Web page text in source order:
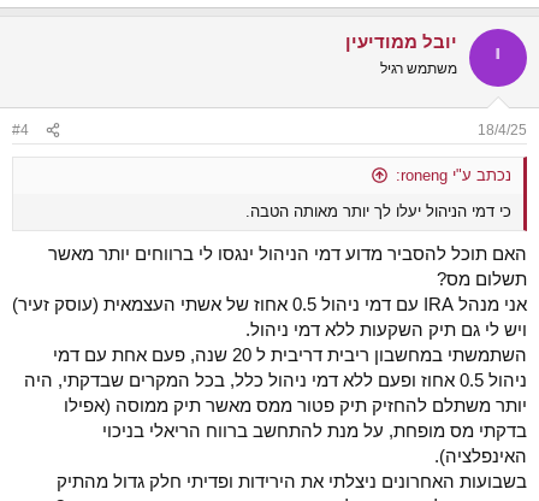
י יובל ממודיעין
משתמש רגיל
18/4/25
#4
נכתב ע"י roneng:
כי דמי הניהול יעלו לך יותר מאותה הטבה.
האם תוכל להסביר מדוע דמי הניהול ינגסו לי ברווחים יותר מאשר
תשלום מס?
אני מנהל IRA עם דמי ניהול 0.5 אחוז של אשתי העצמאית (עוסק זעיר)
ויש לי גם תיק השקעות ללא דמי ניהול.
השתמשתי במחשבון ריבית דריבית ל 20 שנה, פעם אחת עם דמי
ניהול 0.5 אחוז ופעם ללא דמי ניהול כלל, בכל המקרים שבדקתי, היה
יותר משתלם להחזיק תיק פטור ממס מאשר תיק ממוסה (אפילו
בדקתי מס מופחת, על מנת להתחשב ברווח הריאלי בניכוי
האינפלציה).
בשבועות האחרונים ניצלתי את הירידות ופדיתי חלק גדול מהתיק